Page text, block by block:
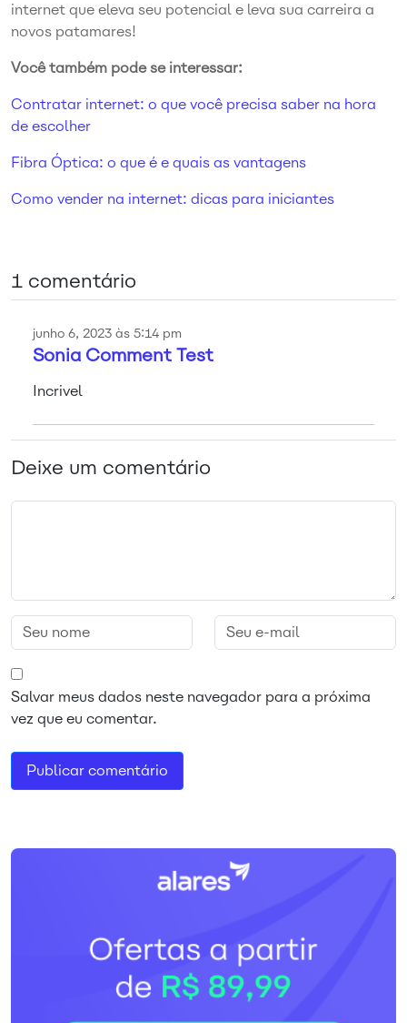
internet que eleva seu potencial e leva sua carreira a
novos patamares!
Você também pode se interessar:
Contratar internet: o que você precisa saber na hora
de escolher
Fibra Óptica: o que é e quais as vantagens
Como vender na internet: dicas para iniciantes
1 comentário
junho 6, 2023 às 5:14 pm
Sonia Comment Test
Incrivel
Deixe um comentário
Salvar meus dados neste navegador para a próxima
vez que eu comentar.